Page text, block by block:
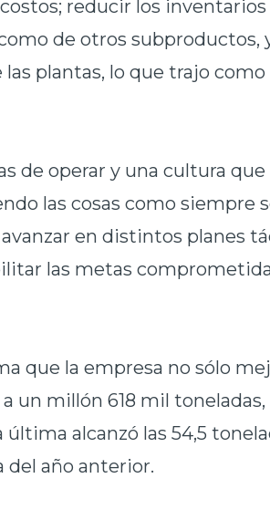
reducir los
de otros subproductos,
plantas, lo que trajo
de operar y una cultura que
las cosas como siempre
en distintos planes
las metas
que la empresa no sólo
a un millón 618 mil
alcanzó las 54,5
del año anterior.